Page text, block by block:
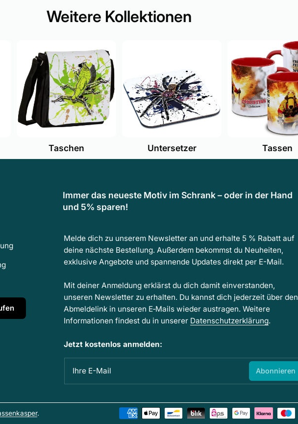
Weitere Kollektionen
Taschen Untersetzer Tassen
Immer das neueste Motiv im Schrank – oder in der Hand
und 5% sparen!
Melde dich zu unserem Newsletter an und erhalte 5 % Rabatt auf
deine nächste Bestellung. Außerdem bekommst du Neuheiten,
exklusive Angebote und spannende Updates direkt per E-Mail.
Mit deiner Anmeldung erklärst du dich damit einverstanden,
unseren Newsletter zu erhalten. Du kannst dich jederzeit über den
Abmeldelink in unseren E‑Mails wieder austragen. Weitere
Informationen findest du in unserer Datenschutzerklärung.
Jetzt kostenlos anmelden:
Ihre E-Mail Abonnieren
.